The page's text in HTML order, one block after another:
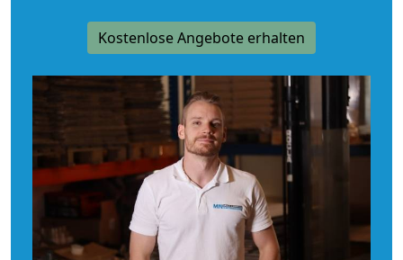
Kostenlose Angebote erhalten